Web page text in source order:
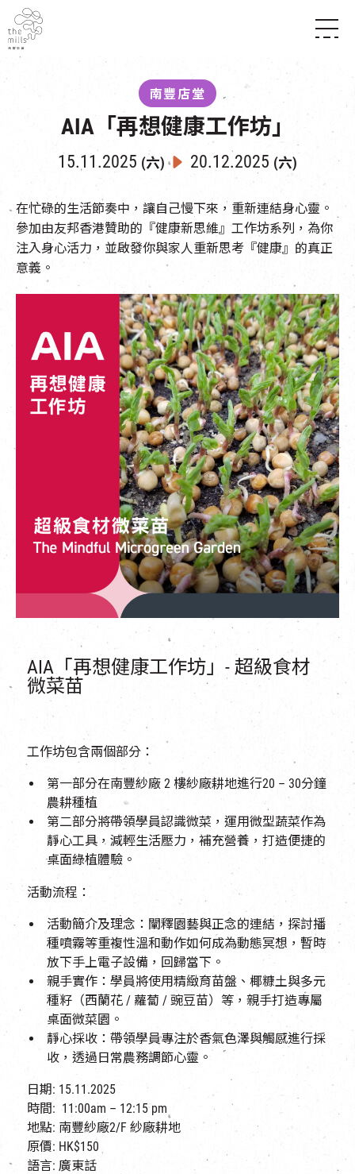
媒體中心
南豐店堂
餐飲
所有活動
展覽
導賞團
體驗
活化與保育
走進南豐紗廠
CHAT六廠
南豐作坊
到訪我們
開放時間及位置
穿梭巴士服務
南豐店堂
AIA「再想健康工作坊」
15.11.2025 (六) 20.12.2025 (六)
在忙碌的生活節奏中，讓自己慢下來，重新連結身心靈。
參加由友邦香港贊助的『健康新思維』工作坊系列，為你
注入身心活力，並啟發你與家人重新思考『健康』的真正
意義。
AIA「再想健康工作坊」- 超級食材
微菜苗
工作坊包含兩個部分：
第一部分在南豐紗廠 2 樓紗廠耕地進行20 – 30分鐘
農耕種植
第二部分將帶領學員認識微菜，運用微型蔬菜作為
靜心工具，減輕生活壓力，補充營養，打造便捷的
桌面綠植體驗。
活動流程：
活動簡介及理念：闡釋園藝與正念的連結，探討播
種噴霧等重複性溫和動作如何成為動態冥想，暫時
放下手上電子設備，回歸當下。
親手實作：學員將使用精緻育苗盤、椰糠土與多元
種籽（西蘭花 / 蘿蔔 / 豌豆苗）等，親手打造專屬
桌面微菜園。
靜心採收：帶領學員專注於香氣色澤與觸感進行採
收，透過日常農務調節心靈。
日期: 15.11.2025
時間: 11:00am – 12:15 pm
地點: 南豐紗廠2/F 紗廠耕地​
原價: HK$150
語言: 廣東話